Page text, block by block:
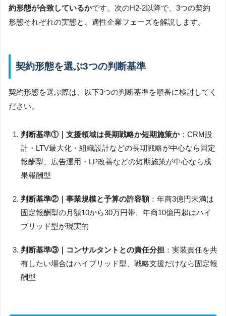
約形態が合致しているかです。次のH2-2以降で、3つの契約
形態それぞれの実態と、適性企業フェーズを解説します。
契約形態を選ぶ3つの判断基準
契約形態を選ぶ際は、以下3つの判断基準を順番に検討してく
ださい。
判断基準①｜支援領域は長期戦略か短期施策か：CRM設
計・LTV最大化・組織設計などの長期戦略が中心なら固定
報酬型、広告運用・LP改善などの短期施策が中心なら成
果報酬型
判断基準②｜事業規模と予算の許容額：年商3億円未満は
固定報酬型の月額10から30万円帯、年商10億円超はハイ
ブリッド型が現実的
判断基準③｜コンサルタントとの責任分担 ：実装責任を共
有したい場合はハイブリッド型、戦略支援だけなら固定報
酬型